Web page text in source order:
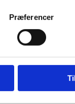
Præferencer
ved de
ansøgninger
med tros- og